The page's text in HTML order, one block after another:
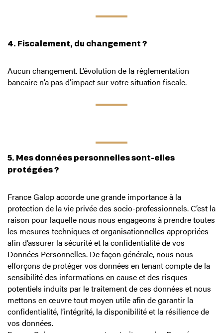
4. Fiscalement, du changement ?
Aucun changement. L’évolution de la règlementation
bancaire n’a pas d’impact sur votre situation fiscale.
5. Mes données personnelles sont-elles
protégées ?
France Galop accorde une grande importance à la
protection de la vie privée des socio-professionnels. C’est la
raison pour laquelle nous nous engageons à prendre toutes
les mesures techniques et organisationnelles appropriées
afin d’assurer la sécurité et la confidentialité de vos
Données Personnelles. De façon générale, nous nous
efforçons de protéger vos données en tenant compte de la
sensibilité des informations en cause et des risques
potentiels induits par le traitement de ces données et nous
mettons en œuvre tout moyen utile afin de garantir la
confidentialité, l’intégrité, la disponibilité et la résilience de
vos données.